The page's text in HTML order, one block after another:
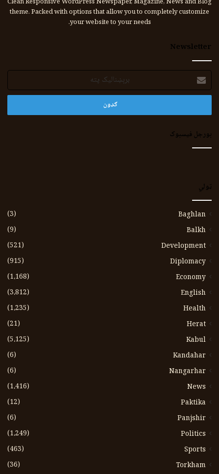
theme. Packed with options that allow you to completely customize
your website to your needs.
Newsletter
برېښنالیک
پته
بورجل فیسبوک
ټولي
Baghlan
(3)
Balkh
(9)
Development
(521)
Diplomacy
(915)
Economy
(1،168)
English
(3،812)
Health
(1،235)
Herat
(21)
Kabul
(5،125)
Kandahar
(6)
Nangarhar
(6)
News
(1،416)
Paktika
(12)
Panjshir
(6)
Politics
(1،249)
Sports
(463)
Torkham
(36)